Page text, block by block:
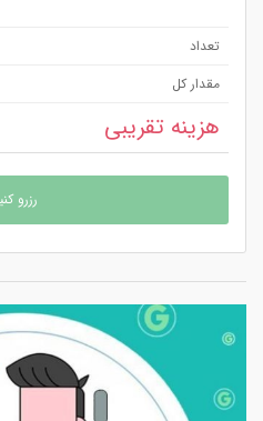
تعداد
مقدار کل
هزینه تقریبی
رزرو